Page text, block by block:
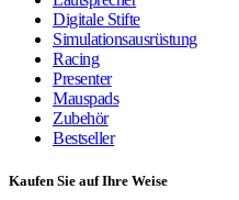
Digitale Stifte
Simulationsausrüstung
Racing
Presenter
Mauspads
Zubehör
Bestseller
Kaufen Sie auf Ihre Weise